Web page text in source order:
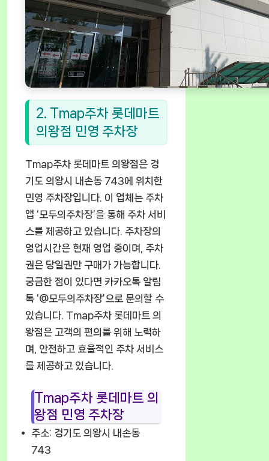
2. Tmap주차 롯데마트
의왕점 민영 주차장
Tmap주차 롯데마트 의왕점은 경
기도 의왕시 내손동 743에 위치한
민영 주차장입니다. 이 업체는 주차
앱 ‘모두의주차장’을 통해 주차 서비
스를 제공하고 있습니다. 주차장의
영업시간은 현재 영업 중이며, 주차
권은 당일권만 구매가 가능합니다.
궁금한 점이 있다면 카카오톡 알림
톡 ‘@모두의주차장’으로 문의할 수
있습니다. Tmap주차 롯데마트 의
왕점은 고객의 편의를 위해 노력하
며, 안전하고 효율적인 주차 서비스
를 제공하고 있습니다.
Tmap주차 롯데마트 의
왕점 민영 주차장
주소: 경기도 의왕시 내손동
743